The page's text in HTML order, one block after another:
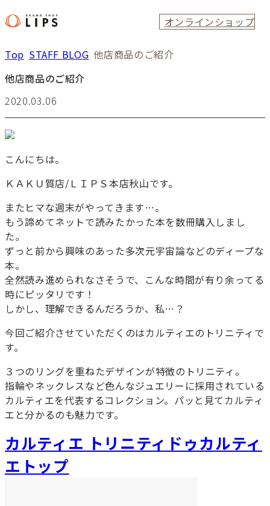
オンラインショップ
Top STAFF BLOG 他店商品のご紹介
他店商品のご紹介
2020.03.06
こんにちは。
ＫＡＫＵ質店/ＬＩＰＳ本店秋山です。
またヒマな週末がやってきます…。
もう諦めてネットで読みたかった本を数冊購入しまし
た。
ずっと前から興味のあった多次元宇宙論などのディープな
本。
全然読み進められなさそうで、こんな時間が有り余ってる
時にピッタリです！
しかし、理解できるんだろうか、私…？
今回ご紹介させていただくのはカルティエのトリニティで
す。
３つのリングを重ねたデザインが特徴のトリニティ。
指輪やネックレスなど色んなジュエリーに採用されている
カルティエを代表するコレクション。パッと見てカルティ
エと分かるのも魅力です。
カルティエ トリニティドゥカルティ
エトップ